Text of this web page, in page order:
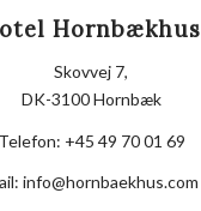
Hornbækhus
Skovvej 7,
DK-3100 Hornbæk
Telefon: +45 49 70 01 69
info@hornbaekhus.com